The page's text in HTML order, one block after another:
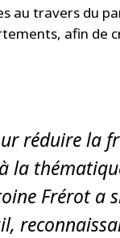
au travers du
afin de
réduire la
la
Frérot a